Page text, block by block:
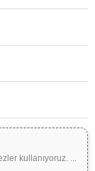
kullanıyoruz. ...
tüm bilgiler yalnızca